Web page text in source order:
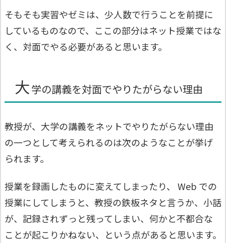
そもそも実習やゼミは、少人数で行うことを前提に
しているものなので、ここの部分はネット授業ではな
く、対面でやる必要があると思います。
大学の講義を対面でやりたがらない理由
教授が、大学の講義をネットでやりたがらない理由
の一つとして考えられるのは次のようなことが挙げ
られます。
授業を録画したものに変えてしまったり、 Web での
授業にしてしまうと、教授の鉄板ネタと言うか、小話
が、記録されずっと残ってしまい、何かと不都合な
ことが起こりかねない、という点があると思います。